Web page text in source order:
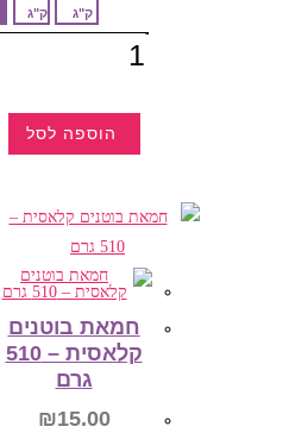
ק"ג
ק"ג
הוספה לסל
מספר
סוגים.
ניתן
את
האפשרויות
המוצר
חמאת בוטנים
קלאסית – 510
גרם
₪15.00